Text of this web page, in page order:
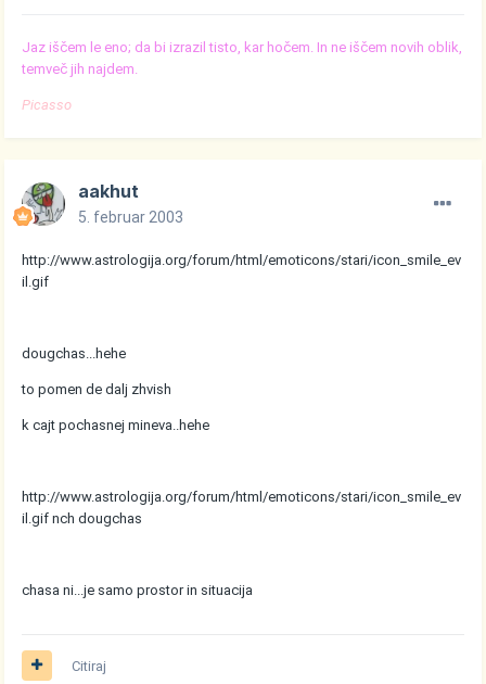
Jaz iščem le eno; da bi izrazil tisto, kar hočem. In ne iščem novih oblik,
temveč jih najdem.
Picasso
aakhut
5. februar 2003
http://www.astrologija.org/forum/html/emoticons/stari/icon_smile_ev
il.gif
dougchas...hehe
to pomen de dalj zhvish
k cajt pochasnej mineva..hehe
http://www.astrologija.org/forum/html/emoticons/stari/icon_smile_ev
il.gif nch dougchas
chasa ni...je samo prostor in situacija
Citiraj